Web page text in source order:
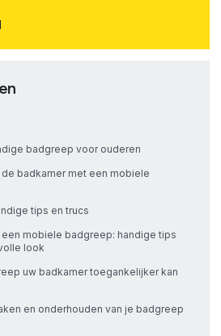
badgreep voor ouderen
badkamer met een mobiele
tips en trucs
mobiele badgreep: handige tips
look
uw badkamer toegankelijker kan
en onderhouden van je badgreep